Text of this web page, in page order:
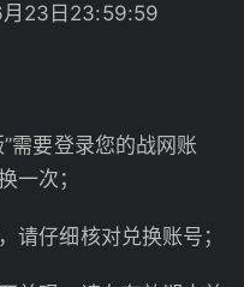
23日23:59:59
需要登录您的战网账
一次；
请仔细核对兑换账号；